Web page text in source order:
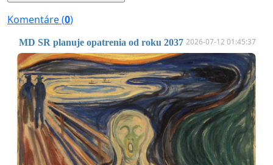
Komentáre (0)
MD SR planuje opatrenia od roku 2037 2026-07-12 01:45:37